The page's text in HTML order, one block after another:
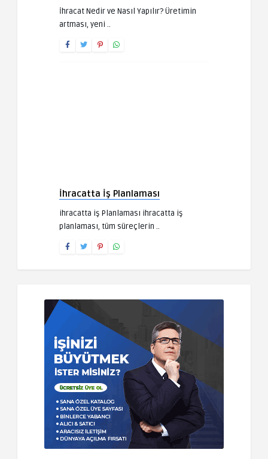
İhracat Nedir ve Nasıl Yapılır? Üretimin
artması, yeni ..
İhracatta İş Planlaması
ihracatta iş Planlaması ihracatta iş
planlaması, tüm süreçlerin ..